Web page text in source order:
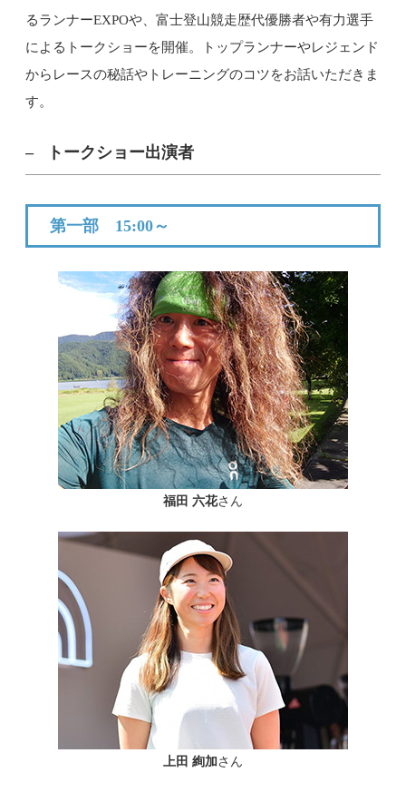
るランナーEXPOや、富士登山競走歴代優勝者や有力選手
によるトークショーを開催。トップランナーやレジェンド
からレースの秘話やトレーニングのコツをお話いただきま
す。
トークショー出演者
第一部 15:00～
福田 六花さん
上田 絢加さん